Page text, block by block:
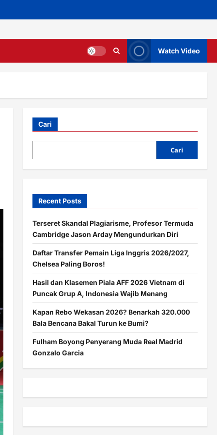
Watch Video
Cari
Cari
Recent Posts
Terseret Skandal Plagiarisme, Profesor Termuda
Cambridge Jason Arday Mengundurkan Diri
Daftar Transfer Pemain Liga Inggris 2026/2027,
Chelsea Paling Boros!
Hasil dan Klasemen Piala AFF 2026 Vietnam di
Puncak Grup A, Indonesia Wajib Menang
Kapan Rebo Wekasan 2026? Benarkah 320.000
Bala Bencana Bakal Turun ke Bumi?
Fulham Boyong Penyerang Muda Real Madrid
Gonzalo Garcia